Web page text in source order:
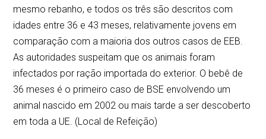
mesmo rebanho, e todos os três são descritos com
idades entre 36 e 43 meses, relativamente jovens em
comparação com a maioria dos outros casos de EEB.
As autoridades suspeitam que os animais foram
infectados por ração importada do exterior. O bebê de
36 meses é o primeiro caso de BSE envolvendo um
animal nascido em 2002 ou mais tarde a ser descoberto
em toda a UE. (Local de Refeição)